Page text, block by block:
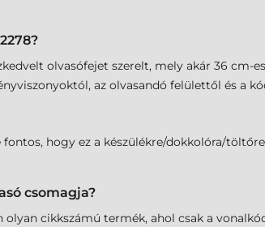
olvasófejet szerelt, mely akár 36 cm-
az olvasandó felülettől és a
hogy ez a készülékre/dokkolóra/
csomagja?
cikkszámú termék, ahol csak a